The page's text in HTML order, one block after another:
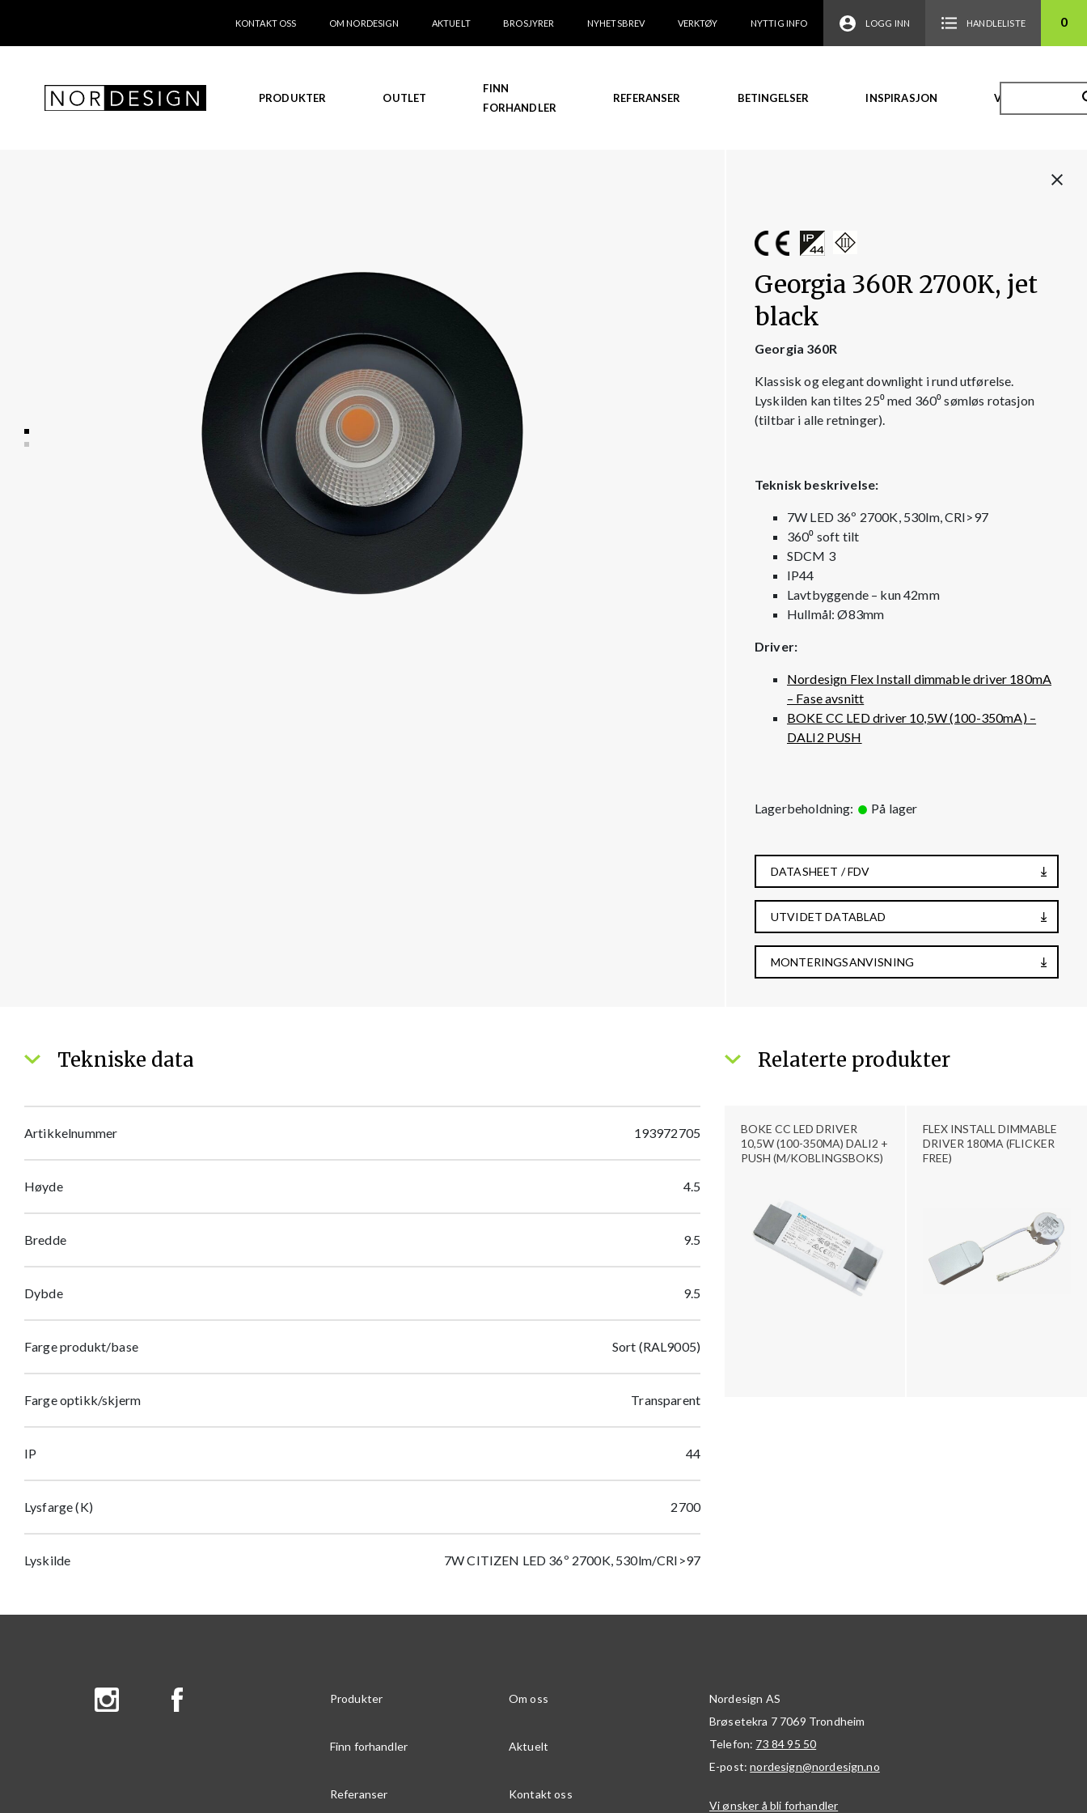
KONTAKT OSS OM NORDESIGN AKTUELT BROSJYRER NYHETSBREV VERKTØY NYTTIG INFO LOGG INN HANDLELISTE 0
PRODUKTER OUTLET
FINN
FORHANDLER
REFERANSER BETINGELSER INSPIRASJON VIDEO
Georgia 360R 2700K, jet
black
Georgia 360R
Klassisk og elegant downlight i rund utførelse.
Lyskilden kan tiltes 25⁰ med 360⁰ sømløs rotasjon
(tiltbar i alle retninger).
Teknisk beskrivelse:
7W LED 36º 2700K, 530lm, CRI>97
360⁰ soft tilt
SDCM 3
IP44
Lavtbyggende – kun 42mm
Hullmål: Ø83mm
Driver:
Nordesign Flex Install dimmable driver 180mA
– Fase avsnitt
BOKE CC LED driver 10,5W (100-350mA) –
DALI2 PUSH
Lagerbeholdning: På lager
DATASHEET / FDV
UTVIDET DATABLAD
MONTERINGSANVISNING
Tekniske data
Artikkelnummer 193972705
Høyde 4.5
Bredde 9.5
Dybde 9.5
Farge produkt/base Sort (RAL9005)
Farge optikk/skjerm Transparent
IP 44
Lysfarge (K) 2700
Lyskilde 7W CITIZEN LED 36º 2700K, 530lm/CRI>97
Relaterte produkter
BOKE CC LED DRIVER
10,5W (100-350MA) DALI2 +
PUSH (M/KOBLINGSBOKS)
FLEX INSTALL DIMMABLE
DRIVER 180MA (FLICKER
FREE)
Produkter Om oss
Finn forhandler Aktuelt
Referanser Kontakt oss
Nordesign AS
Brøsetekra 7 7069 Trondheim
Telefon: 73 84 95 50
E-post:nordesign@nordesign.no
Vi ønsker å bli forhandler